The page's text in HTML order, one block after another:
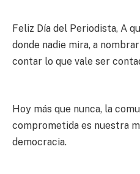
Feliz Día del Periodista, A
donde nadie mira, a
contar lo que vale ser
Hoy más que nunca, la
comprometida es nuestra
democracia.